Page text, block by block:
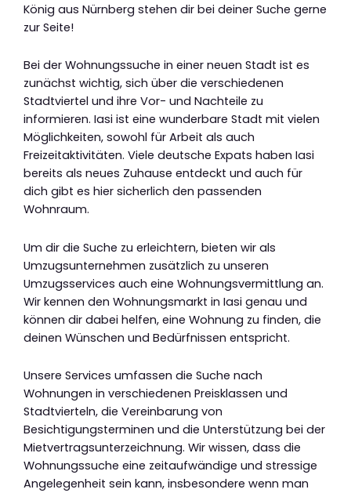
König aus Nürnberg stehen dir bei deiner Suche gerne
zur Seite!
Bei der Wohnungssuche in einer neuen Stadt ist es
zunächst wichtig, sich über die verschiedenen
Stadtviertel und ihre Vor- und Nachteile zu
informieren. Iasi ist eine wunderbare Stadt mit vielen
Möglichkeiten, sowohl für Arbeit als auch
Freizeitaktivitäten. Viele deutsche Expats haben Iasi
bereits als neues Zuhause entdeckt und auch für
dich gibt es hier sicherlich den passenden
Wohnraum.
Um dir die Suche zu erleichtern, bieten wir als
Umzugsunternehmen zusätzlich zu unseren
Umzugsservices auch eine Wohnungsvermittlung an.
Wir kennen den Wohnungsmarkt in Iasi genau und
können dir dabei helfen, eine Wohnung zu finden, die
deinen Wünschen und Bedürfnissen entspricht.
Unsere Services umfassen die Suche nach
Wohnungen in verschiedenen Preisklassen und
Stadtvierteln, die Vereinbarung von
Besichtigungsterminen und die Unterstützung bei der
Mietvertragsunterzeichnung. Wir wissen, dass die
Wohnungssuche eine zeitaufwändige und stressige
Angelegenheit sein kann, insbesondere wenn man